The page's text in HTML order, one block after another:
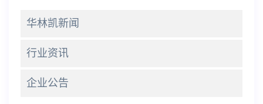
华林凯新闻
行业资讯
企业公告